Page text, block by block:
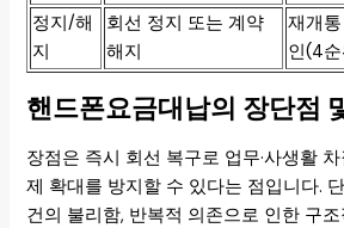
정지/해
지
회선 정지 또는 계약
해지
재개
인(4
핸드폰요금대납의 장단점
장점은 즉시 회선 복구로 업무·사생활
제 확대를 방지할 수 있다는 점입니다.
건의 불리함, 반복적 의존으로 인한 구